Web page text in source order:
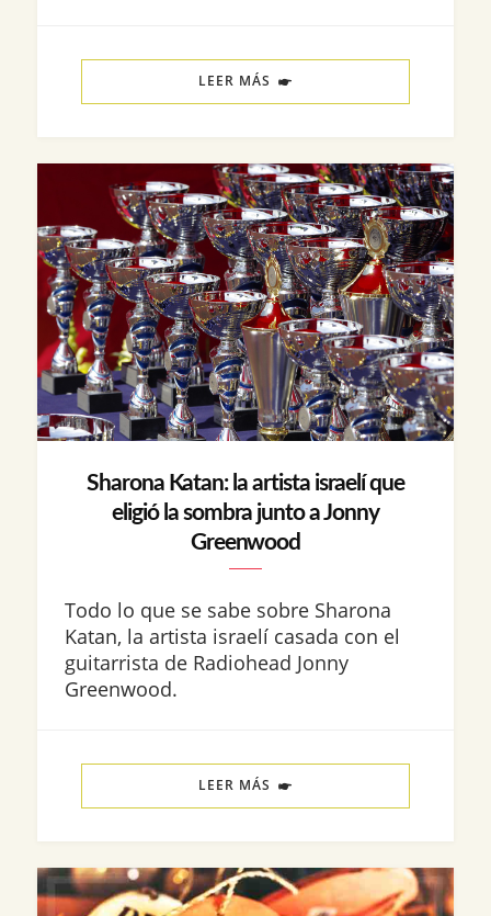
LEER MÁS
Sharona Katan: la artista israelí que
eligió la sombra junto a Jonny
Greenwood
Todo lo que se sabe sobre Sharona
Katan, la artista israelí casada con el
guitarrista de Radiohead Jonny
Greenwood.
LEER MÁS